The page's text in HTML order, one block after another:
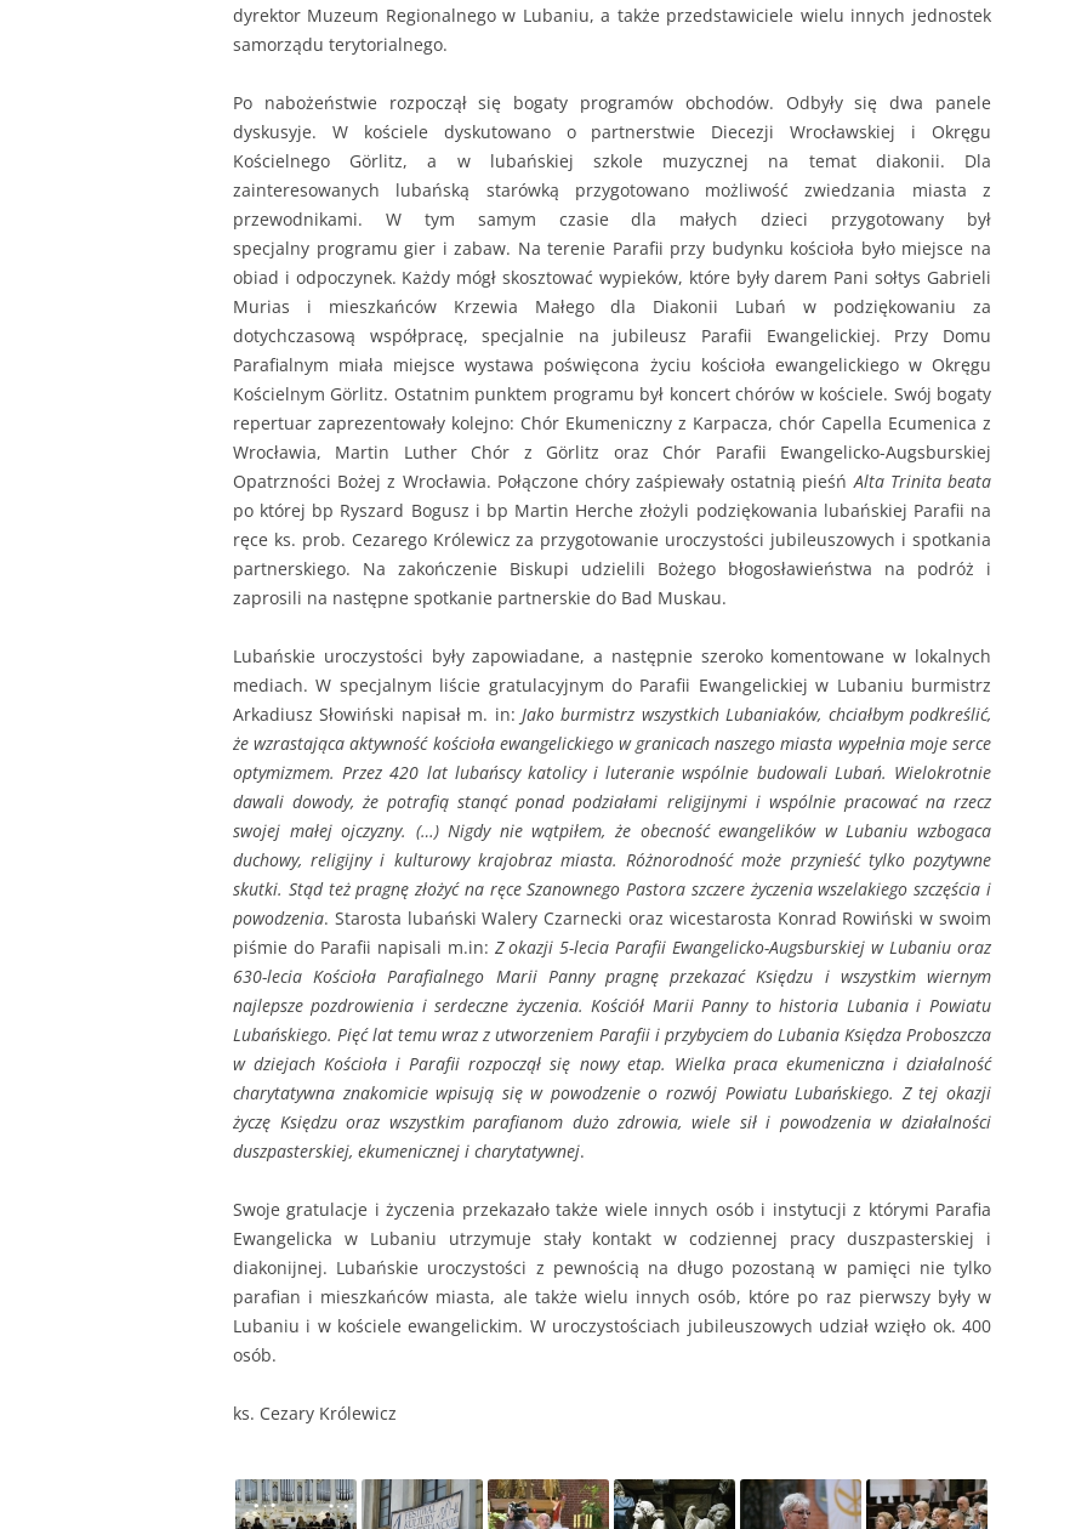
dyrektor Muzeum Regionalnego w Lubaniu, a także przedstawiciele wielu innych jednostek
samorządu terytorialnego.
Po nabożeństwie rozpoczął się bogaty programów obchodów. Odbyły się dwa panele
dyskusyje. W kościele dyskutowano o partnerstwie Diecezji Wrocławskiej i Okręgu
Kościelnego Görlitz, a w lubańskiej szkole muzycznej na temat diakonii. Dla
zainteresowanych lubańską starówką przygotowano możliwość zwiedzania miasta z
przewodnikami. W tym samym czasie dla małych dzieci przygotowany był
specjalny programu gier i zabaw. Na terenie Parafii przy budynku kościoła było miejsce na
obiad i odpoczynek. Każdy mógł skosztować wypieków, które były darem Pani sołtys Gabrieli
Murias i mieszkańców Krzewia Małego dla Diakonii Lubań w podziękowaniu za
dotychczasową współpracę, specjalnie na jubileusz Parafii Ewangelickiej. Przy Domu
Parafialnym miała miejsce wystawa poświęcona życiu kościoła ewangelickiego w Okręgu
Kościelnym Görlitz. Ostatnim punktem programu był koncert chórów w kościele. Swój bogaty
repertuar zaprezentowały kolejno: Chór Ekumeniczny z Karpacza, chór Capella Ecumenica z
Wrocławia, Martin Luther Chór z Görlitz oraz Chór Parafii Ewangelicko-Augsburskiej
Opatrzności Bożej z Wrocławia. Połączone chóry zaśpiewały ostatnią pieśńAlta Trinita beata
po której bp Ryszard Bogusz i bp Martin Herche złożyli podziękowania lubańskiej Parafii na
ręce ks. prob. Cezarego Królewicz za przygotowanie uroczystości jubileuszowych i spotkania
partnerskiego. Na zakończenie Biskupi udzielili Bożego błogosławieństwa na podróż i
zaprosili na następne spotkanie partnerskie do Bad Muskau.
Lubańskie uroczystości były zapowiadane, a następnie szeroko komentowane w lokalnych
mediach. W specjalnym liście gratulacyjnym do Parafii Ewangelickiej w Lubaniu burmistrz
Arkadiusz Słowiński napisał m. in: Jako burmistrz wszystkich Lubaniaków, chciałbym podkreślić,
że wzrastająca aktywność kościoła ewangelickiego w granicach naszego miasta wypełnia moje serce
optymizmem. Przez 420 lat lubańscy katolicy i luteranie wspólnie budowali Lubań. Wielokrotnie
dawali dowody, że potrafią stanąć ponad podziałami religijnymi i wspólnie pracować na rzecz
swojej małej ojczyzny. (…) Nigdy nie wątpiłem, że obecność ewangelików w Lubaniu wzbogaca
duchowy, religijny i kulturowy krajobraz miasta. Różnorodność może przynieść tylko pozytywne
skutki. Stąd też pragnę złożyć na ręce Szanownego Pastora szczere życzenia wszelakiego szczęścia i
powodzenia. Starosta lubański Walery Czarnecki oraz wicestarosta Konrad Rowiński w swoim
piśmie do Parafii napisali m.in: Z okazji 5-lecia Parafii Ewangelicko-Augsburskiej w Lubaniu oraz
630-lecia Kościoła Parafialnego Marii Panny pragnę przekazać Księdzu i wszystkim wiernym
najlepsze pozdrowienia i serdeczne życzenia. Kościół Marii Panny to historia Lubania i Powiatu
Lubańskiego. Pięć lat temu wraz z utworzeniem Parafii i przybyciem do Lubania Księdza Proboszcza
w dziejach Kościoła i Parafii rozpoczął się nowy etap. Wielka praca ekumeniczna i działalność
charytatywna znakomicie wpisują się w powodzenie o rozwój Powiatu Lubańskiego. Z tej okazji
życzę Księdzu oraz wszystkim parafianom dużo zdrowia, wiele sił i powodzenia w działalności
duszpasterskiej, ekumenicznej i charytatywnej.
Swoje gratulacje i życzenia przekazało także wiele innych osób i instytucji z którymi Parafia
Ewangelicka w Lubaniu utrzymuje stały kontakt w codziennej pracy duszpasterskiej i
diakonijnej. Lubańskie uroczystości z pewnością na długo pozostaną w pamięci nie tylko
parafian i mieszkańców miasta, ale także wielu innych osób, które po raz pierwszy były w
Lubaniu i w kościele ewangelickim. W uroczystościach jubileuszowych udział wzięło ok. 400
osób.
ks. Cezary Królewicz